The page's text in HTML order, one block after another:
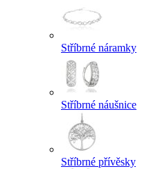
Stříbrné náramky
Stříbrné náušnice
Stříbrné přívěsky